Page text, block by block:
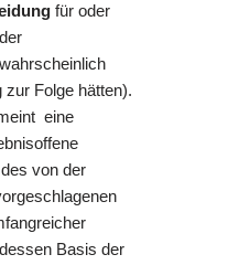
für oder
zur Folge hätten).
eine
von der
Basis der